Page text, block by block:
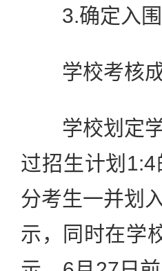
3.确定入围
学校考核成
学校划定学
过招生计划
分考生一并划
示，同时在学